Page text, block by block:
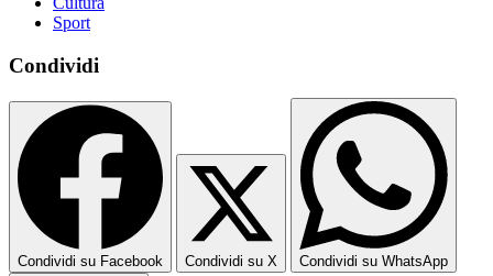
Sport
Condividi
Condividi su Facebook Condividi su X Condividi su WhatsApp